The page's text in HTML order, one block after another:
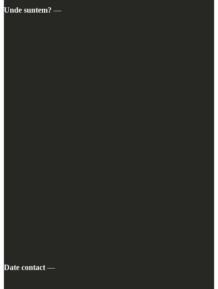
Unde suntem? —
Date contact —